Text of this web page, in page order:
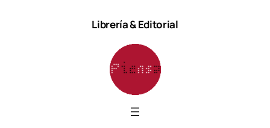
Librería & Editorial